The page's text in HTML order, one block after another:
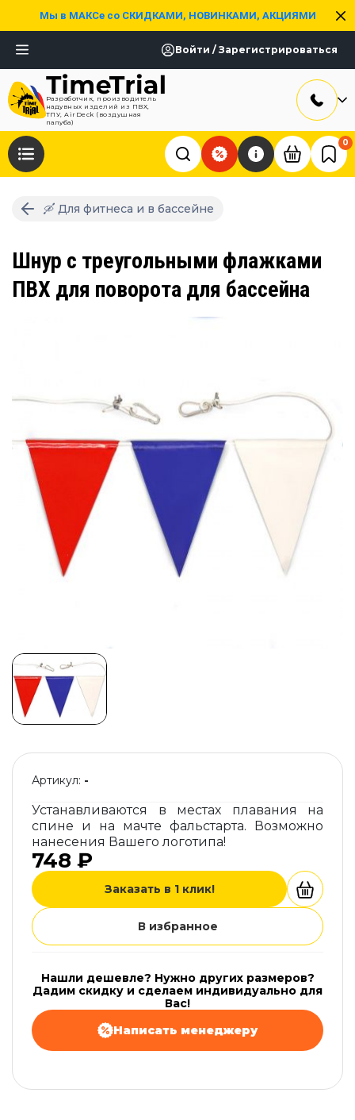
Мы в МАКСе со СКИДКАМИ, НОВИНКАМИ, АКЦИЯМИ
Войти / Зарегистрироваться
Разработчик, производитель
надувных изделий из ПВХ,
ТПУ, AirDeck (воздушная
палуба)
0
🛶 Для фитнеса и в бассейне
Шнур с треугольными флажками
ПВХ для поворота для бассейна
Артикул: -
Устанавливаются в местах плавания на
спине и на мачте фальстарта. Возможно
нанесения Вашего логотипа!
748 ₽
Заказать в 1 клик!
В избранное
Нашли дешевле? Нужно других размеров?
Дадим скидку и сделаем индивидуально для
Вас!
Написать менеджеру